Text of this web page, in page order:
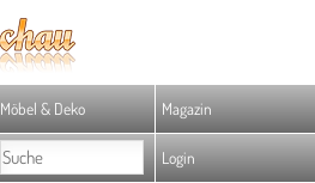
Möbel & Deko Magazin
Login